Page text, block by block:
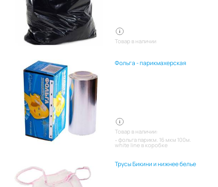
Товар в наличии
Фольга - парикмахерская
Товар в наличии:
фольга парикм. 16 мкм 100м.
white line в коробке
Трусы Бикини и нижнее белье